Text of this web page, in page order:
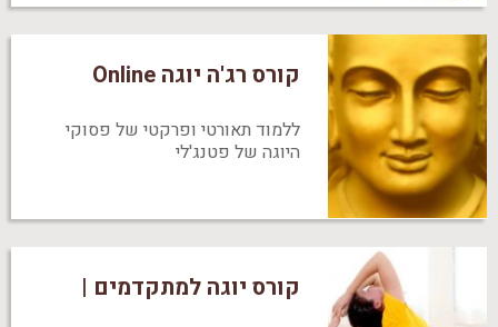
קורס רג'ה יוגה Online‎
ללמוד תאורטי ופרקטי של פסוקי
היוגה של פטנג'לי
קורס יוגה למתקדמים |